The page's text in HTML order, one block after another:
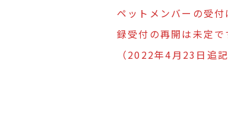
ペットメンバーの受
録受付の再開は未定で
（2022年4月23日追記